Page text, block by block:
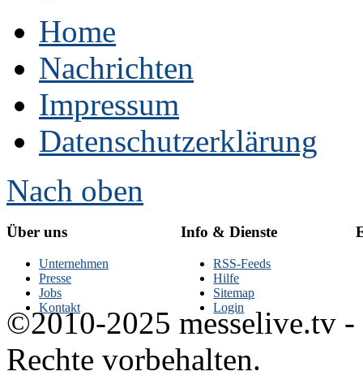
Home
Nachrichten
Impressum
Datenschutzerklärung
Nach oben
Über uns
Unternehmen
Presse
Jobs
Kontakt
Info & Dienste
RSS-Feeds
Hilfe
Sitemap
Login
©2010-2025 messelive.tv -
Rechte vorbehalten.